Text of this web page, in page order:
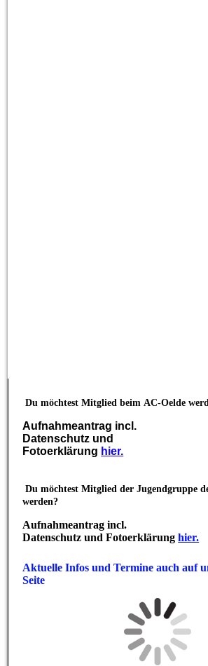
Du möchtest Mitglied beim AC-Oelde
Aufnahmeantrag incl.
Datenschutz und
Fotoerklärung hier.
Du möchtest Mitglied der Jugendgruppe
werden?
Aufnahmeantrag incl.
Datenschutz und Fotoerklärunghier.
Aktuelle Infos und Termine auch auf
Seite